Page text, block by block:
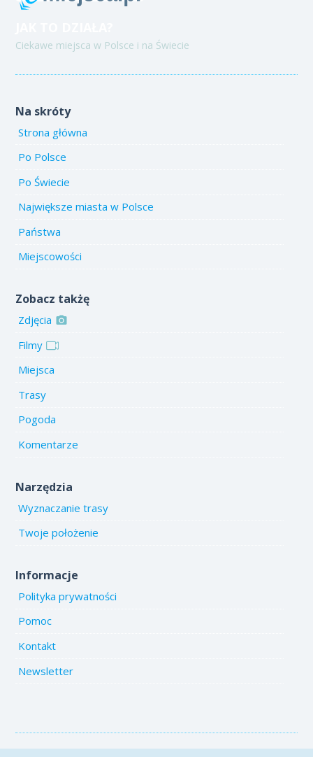
Ciekawe miejsca w Polsce i na Świecie
Na skróty
Strona główna
Po Polsce
Po Świecie
Największe miasta w Polsce
Państwa
Miejscowości
Zobacz takżę
Zdjęcia
Filmy
Miejsca
Trasy
Pogoda
Komentarze
Narzędzia
Wyznaczanie trasy
Twoje położenie
Informacje
Polityka prywatności
Pomoc
Kontakt
Newsletter